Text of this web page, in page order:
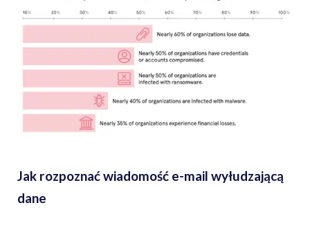
Jak rozpoznać wiadomość e-mail wyłudzającą
dane